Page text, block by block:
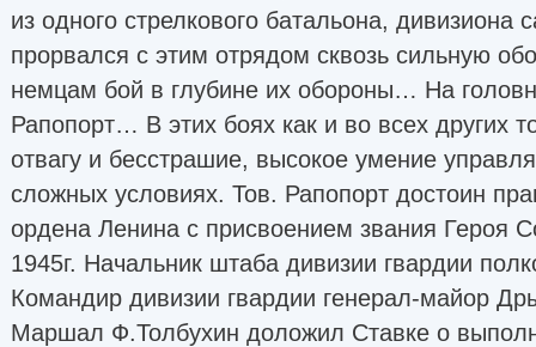
из одного стрелкового батальона, дивизиона
прорвался с этим отрядом сквозь сильную
немцам бой в глубине их обороны… На
Рапопорт… В этих боях как и во всех других
отвагу и бесстрашие, высокое умение
сложных условиях. Тов. Рапопорт достоин
ордена Ленина с присвоением звания Героя
1945г. Начальник штаба дивизии гвардии
Командир дивизии гвардии генерал-майор
Маршал Ф.Толбухин доложил Ставке о